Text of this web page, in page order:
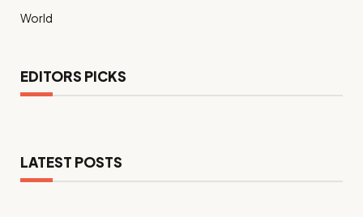
World
EDITORS PICKS
LATEST POSTS